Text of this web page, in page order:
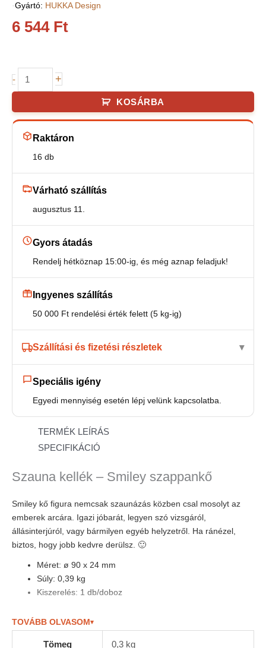
6 544 Ft
-
HUKKA
Szauna
fickó
(Saunaveijari)
mennyiség
+
KOSÁRBA
Raktáron
16 db
Várható szállítás
augusztus 11.
Gyors átadás
Rendelj hétköznap 15:00-ig, és még aznap feladjuk!
Ingyenes szállítás
50 000 Ft rendelési érték felett (5 kg-ig)
Szállítási és fizetési részletek
Speciális igény
Egyedi mennyiség esetén lépj velünk kapcsolatba.
·Gyártó: HUKKA Design
TERMÉK LEÍRÁS
SPECIFIKÁCIÓ
Szauna kellék – Smiley szappankő
Smiley kő figura nemcsak szaunázás közben csal mosolyt az
emberek arcára. Igazi jóbarát, legyen szó vizsgáról,
állásinterjúról, vagy bármilyen egyéb helyzetről. Ha ránézel,
biztos, hogy jobb kedvre derülsz. 🙂
Méret: ø 90 x 24 mm
Súly: 0,39 kg
Kiszerelés: 1 db/doboz
TOVÁBB OLVASOM▾
Tömeg 0,3 kg